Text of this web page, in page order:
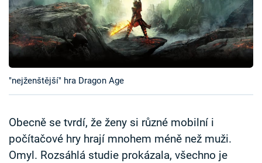
TV Program
Časopis
Sledujte prima+
Sledujte nás
"nejženštější" hra Dragon Age
Obecně se tvrdí, že ženy si různé mobilní i
počítačové hry hrají mnohem méně než muži.
Omyl. Rozsáhlá studie prokázala, všechno je